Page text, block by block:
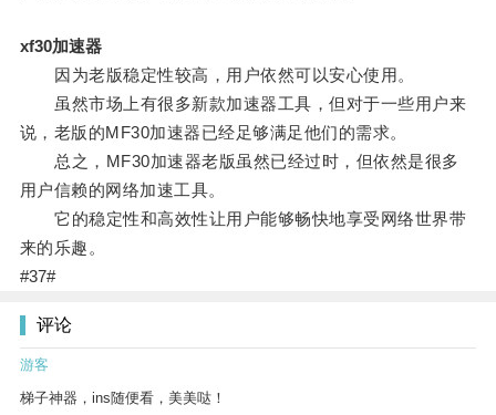
xf30加速器
因为老版稳定性较高，用户依然可以安心使用。
虽然市场上有很多新款加速器工具，但对于一些用户来
说，老版的MF30加速器已经足够满足他们的需求。
总之，MF30加速器老版虽然已经过时，但依然是很多
用户信赖的网络加速工具。
它的稳定性和高效性让用户能够畅快地享受网络世界带
来的乐趣。
#37#
评论
游客
梯子神器，ins随便看，美美哒！